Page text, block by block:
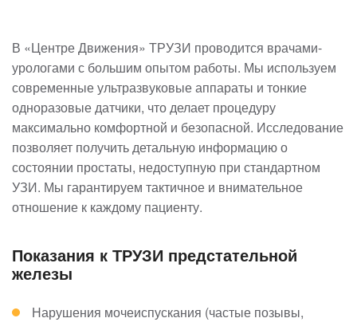
В «Центре Движения» ТРУЗИ проводится врачами-
урологами с большим опытом работы. Мы используем
современные ультразвуковые аппараты и тонкие
одноразовые датчики, что делает процедуру
максимально комфортной и безопасной. Исследование
позволяет получить детальную информацию о
состоянии простаты, недоступную при стандартном
УЗИ. Мы гарантируем тактичное и внимательное
отношение к каждому пациенту.
Показания к ТРУЗИ предстательной
железы
Нарушения мочеиспускания (частые позывы,